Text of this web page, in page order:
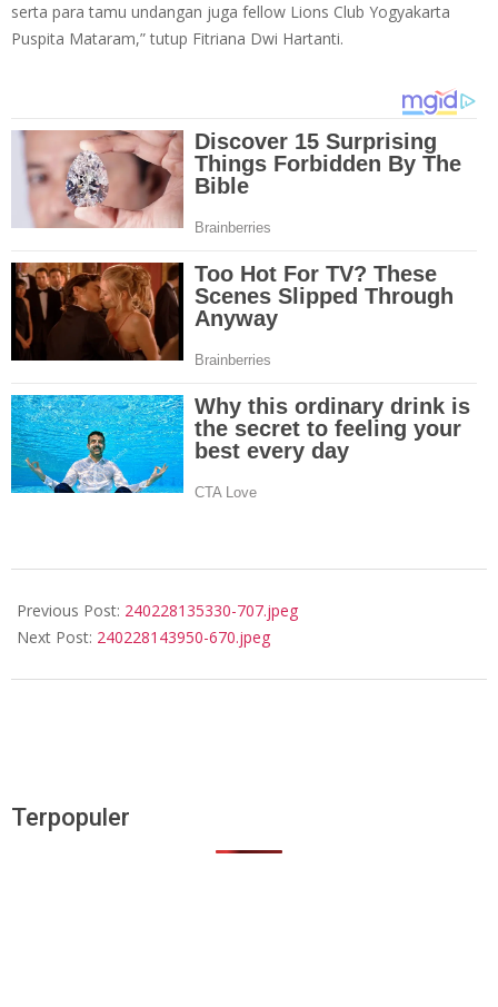
serta para tamu undangan juga fellow Lions Club Yogyakarta
Puspita Mataram,” tutup Fitriana Dwi Hartanti.
02-
28
Previous Post: 240228135330-707.jpeg
Next Post: 240228143950-670.jpeg
Terpopuler